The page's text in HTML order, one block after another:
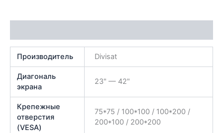
Производитель Divisat
Диагональ
экрана
23" — 42"
Крепежные
отверстия
(VESA)
75*75 / 100*100 / 100*200 /
200*100 / 200*200